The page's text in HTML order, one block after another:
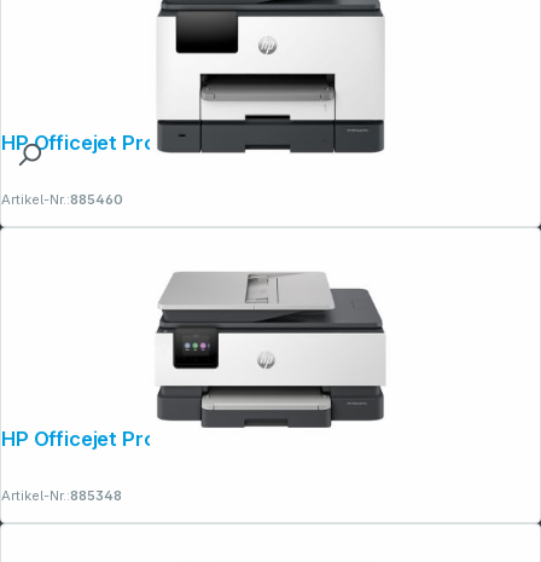
HP Officejet Pro 9132e All-in-One
Artikel-Nr.:885460
Artikel-Nr.:885348